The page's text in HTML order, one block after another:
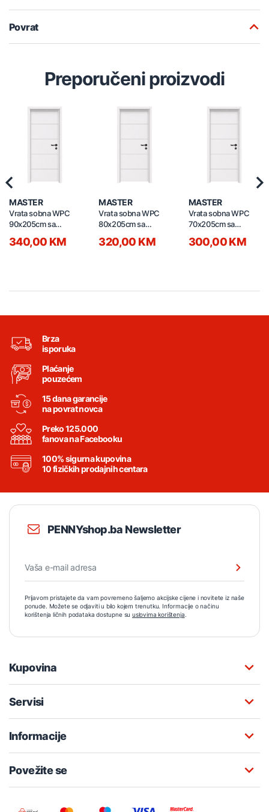
Povrat
Preporučeni proizvodi
MASTER
Vrata sobna WPC
90x205cm sa
bravom lijeva
340,00 KM
MASTER
Vrata sobna WPC
80x205cm sa
bravom lijeva
320,00 KM
MASTER
Vrata sobna WPC
70x205cm sa
bravom lijeva
300,00 KM
Brza
isporuka
Plaćanje
pouzećem
15 dana garancije
na povrat novca
Preko 125.000
fanova na Facebooku
100% sigurna kupovina
10 fizičkih prodajnih centara
PENNYshop.ba Newsletter
Prijavom pristajete da vam povremeno šaljemo akcijske cijene i novitete iz naše
ponude. Možete se odjaviti u bilo kojem trenutku. Informacije o načinu
korištenja ličnih podataka dostupne su uslovima korištenja.
Kupovina
Servisi
Informacije
Povežite se